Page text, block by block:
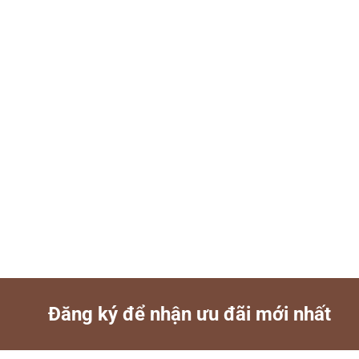
Đăng ký để nhận ưu đãi mới nhất